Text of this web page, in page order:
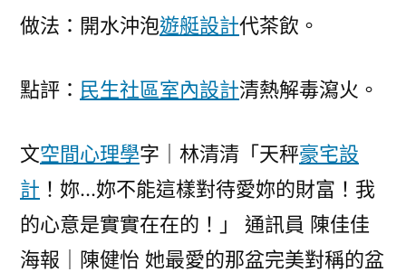
做法：開水沖泡遊艇設計代茶飲。
點評： 民生社區室內設計清熱解毒瀉火。
文空間心理學字｜林清清「天秤豪宅設
計 ！妳…妳不能這樣對待愛妳的財富！我
的心意是實實在在的！」 通訊員 陳佳佳
海報｜陳健怡 她最愛的那盆完美對稱的盆